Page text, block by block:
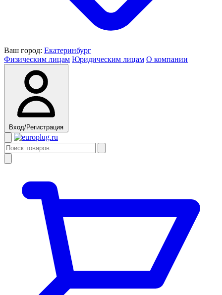
Ваш город: Екатеринбург
Физическим лицам Юридическим лицам О компании
Вход/Регистрация